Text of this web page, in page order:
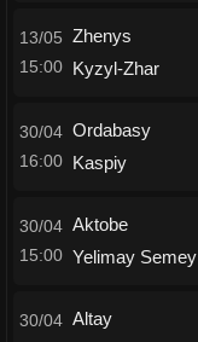
13/05
15:00
Zhenys
Kyzyl-Zhar
30/04
16:00
Ordabasy
Kaspiy
30/04
15:00
Aktobe
Yelimay Semey
30/04 Altay